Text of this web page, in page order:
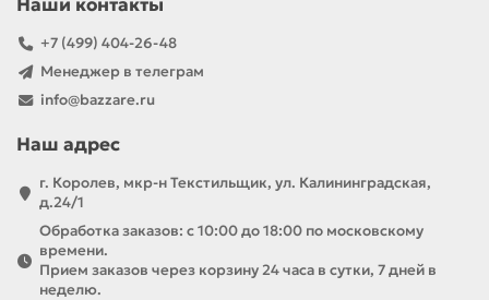
Наши контакты
+7 (499) 404-26-48
Менеджер в телеграм
info@bazzare.ru
Наш адрес
г. Королев, мкр-н Текстильщик, ул. Калининградская,
д.24/1
Обработка заказов: с 10:00 до 18:00 по московскому
времени.
Прием заказов через корзину 24 часа в сутки, 7 дней в
неделю.